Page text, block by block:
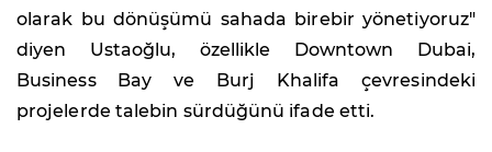
olarak bu dönüşümü sahada birebir yönetiyoruz"
diyen Ustaoğlu, özellikle Downtown Dubai,
Business Bay ve Burj Khalifa çevresindeki
projelerde talebin sürdüğünü ifade etti.